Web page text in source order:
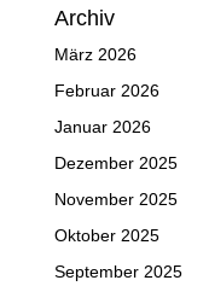
Archiv
März 2026
Februar 2026
Januar 2026
Dezember 2025
November 2025
Oktober 2025
September 2025